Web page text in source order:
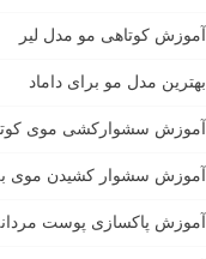
آموزش کوتاهی مو مدل لیر
بهترین مدل مو برای داماد
آموزش سشوارکشی موی
آموزش سشوار کشیدن موی
آموزش پاکسازی پوست